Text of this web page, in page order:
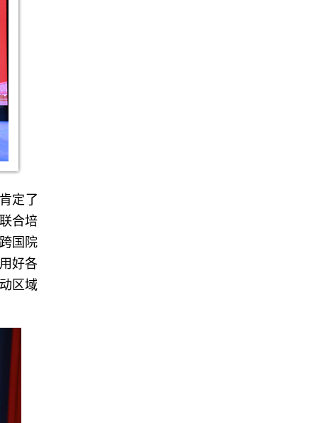
定了
合培
国院
好各
区域